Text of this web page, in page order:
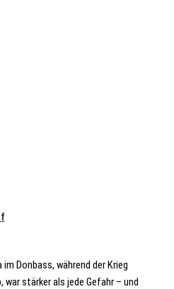
Donbass, während der Krieg
war stärker als jede Gefahr – und